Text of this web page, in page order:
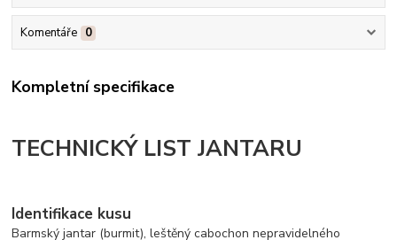
Komentáře 0
Kompletní specifikace
TECHNICKÝ LIST JANTARU
Identifikace kusu
Barmský jantar (burmit), leštěný cabochon nepravidelného